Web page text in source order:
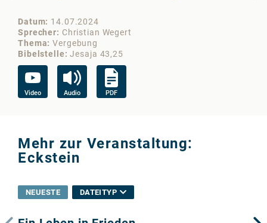
Datum
14.07.2024
Sprecher
Christian Wegert
Thema
Vergebung
Bibelstelle
Jesaja 43,25
Video Audio PDF
Mehr zur Veranstaltung:
Eckstein
NEUESTE DATEITYP